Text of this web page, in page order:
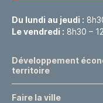
Du lundi au jeudi :
Le vendredi : 8h30 –
Développement
territoire
Faire la ville